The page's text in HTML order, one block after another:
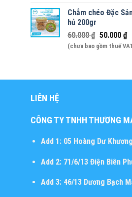
Chẳm chéo Đặc
hủ 200gr
60.000₫ 50.000 ₫
(chưa bao gồm thuế
LIÊN HỆ
CÔNG TY TNHH THƯƠNG
Add 1:05 Hoàng Dư
Add 2:71/6/13 Điện Biên
Add 3:46/13 Dương Bạch